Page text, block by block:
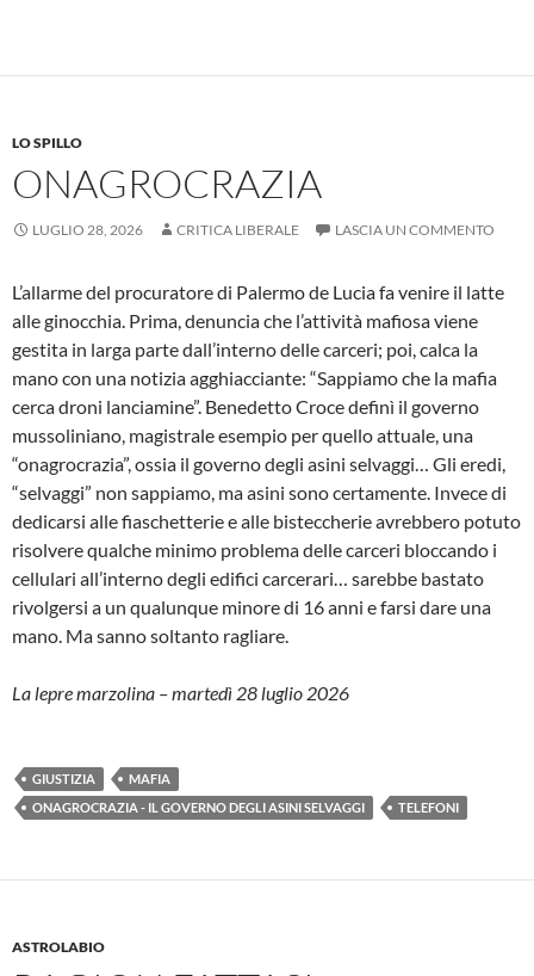
LO SPILLO
ONAGROCRAZIA
LUGLIO 28, 2026 CRITICA LIBERALE LASCIA UN COMMENTO
L’allarme del procuratore di Palermo de Lucia fa venire il latte
alle ginocchia. Prima, denuncia che l’attività mafiosa viene
gestita in larga parte dall’interno delle carceri; poi, calca la
mano con una notizia agghiacciante: “Sappiamo che la mafia
cerca droni lanciamine”. Benedetto Croce definì il governo
mussoliniano, magistrale esempio per quello attuale, una
“onagrocrazia”, ossia il governo degli asini selvaggi… Gli eredi,
“selvaggi” non sappiamo, ma asini sono certamente. Invece di
dedicarsi alle fiaschetterie e alle bisteccherie avrebbero potuto
risolvere qualche minimo problema delle carceri bloccando i
cellulari all’interno degli edifici carcerari… sarebbe bastato
rivolgersi a un qualunque minore di 16 anni e farsi dare una
mano. Ma sanno soltanto ragliare.
La lepre marzolina – martedì 28 luglio 2026
GIUSTIZIA
MAFIA
ONAGROCRAZIA - IL GOVERNO DEGLI ASINI SELVAGGI
TELEFONI
ASTROLABIO